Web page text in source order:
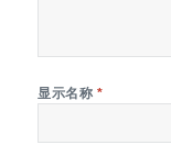
显示名称 *